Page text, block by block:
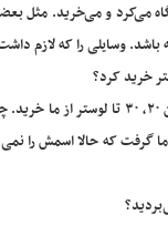
می‌کرد و می‌خرید. مثل
وسایلی را که لازم
خرید کرد؟
برای فیلم سلطان صاحبقران ۲۰، ۳۰ تا
گرفت که حالا اسمش را